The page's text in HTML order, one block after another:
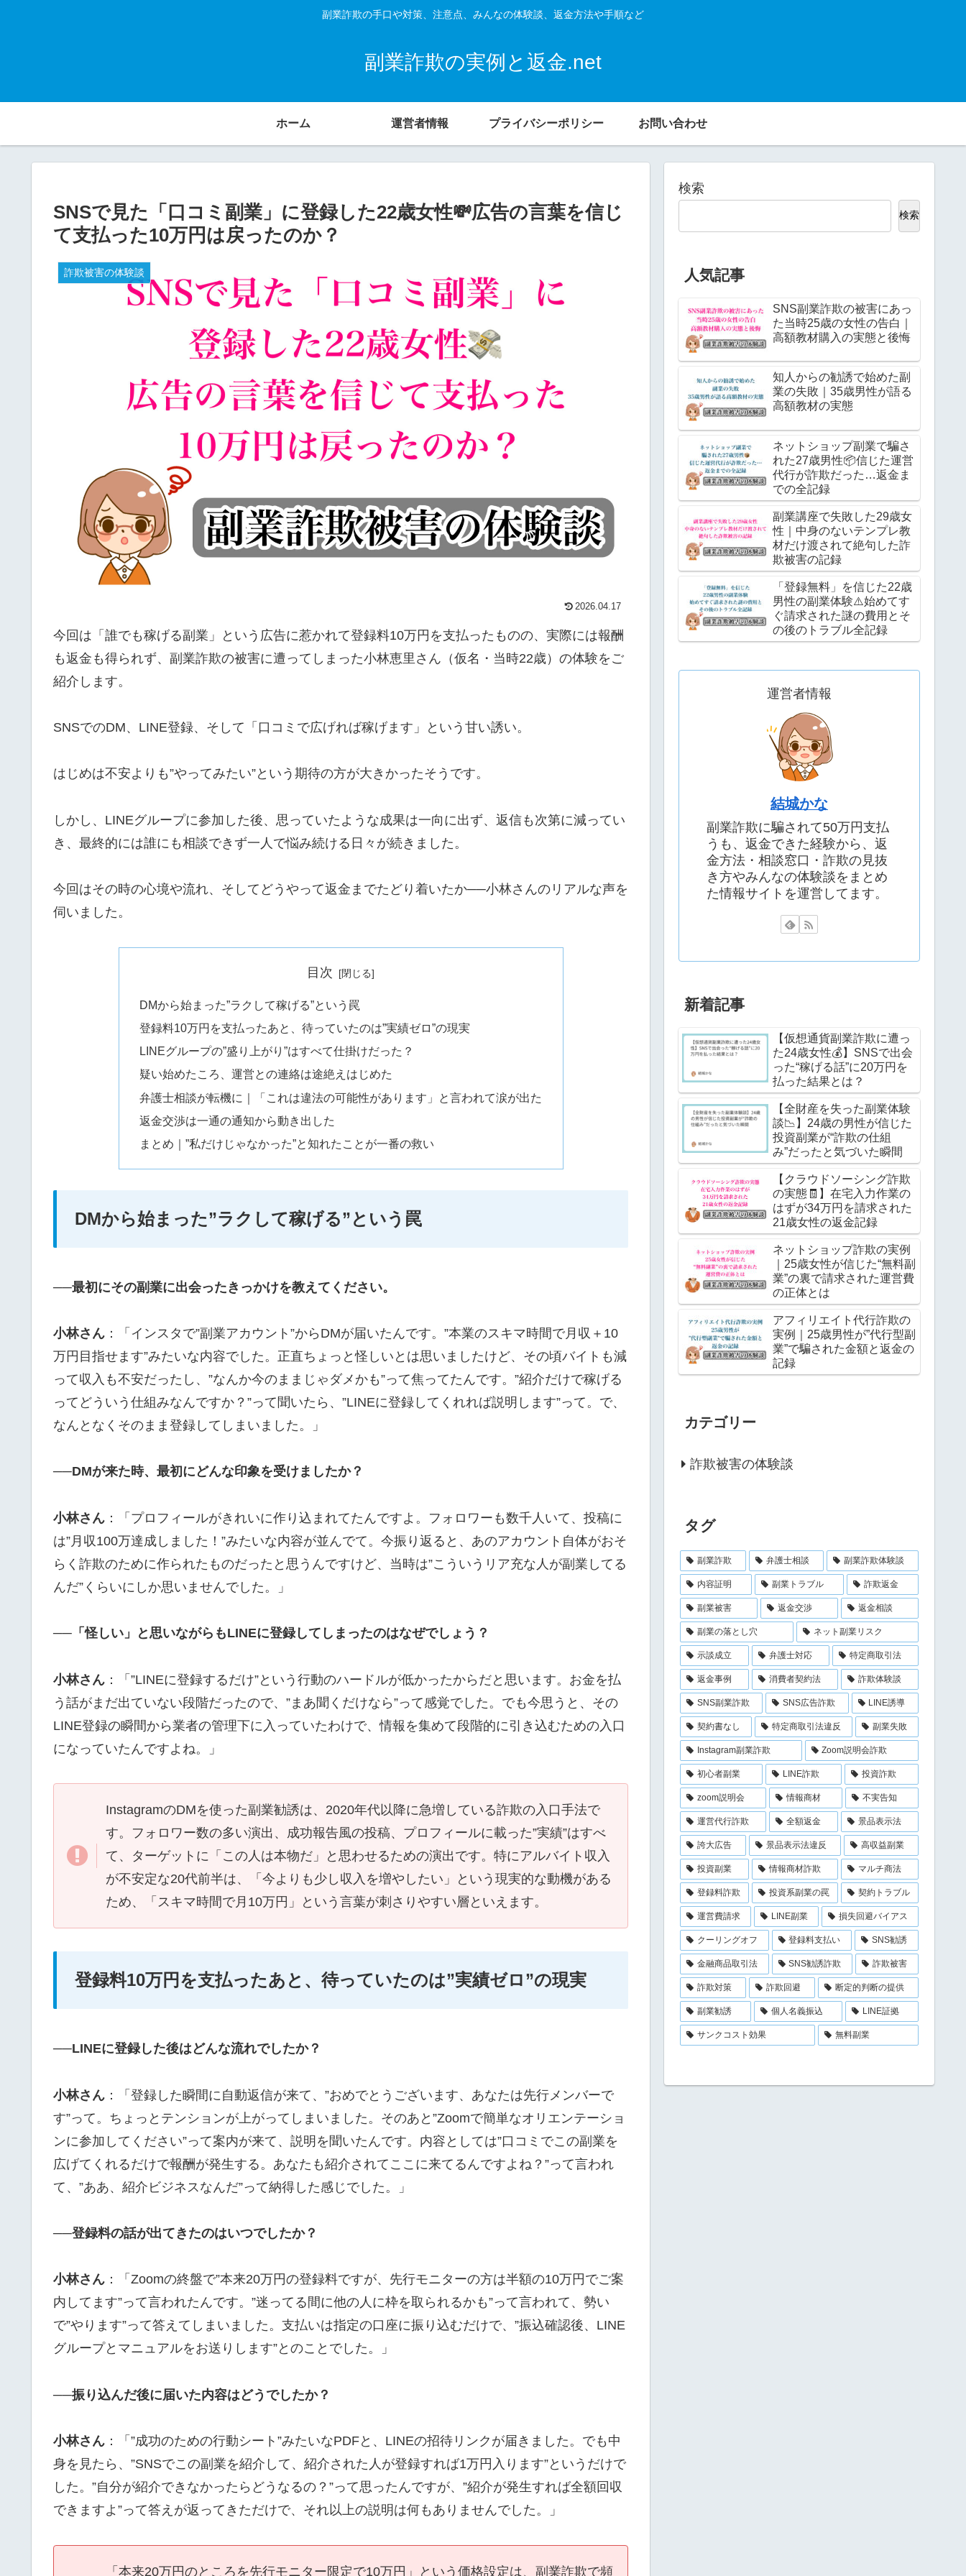
副業詐欺の手口や対策、注意点、みんなの体験談、返金方法や手順など
副業詐欺の実例と返金.net
ホーム 運営者情報 プライバシーポリシー お問い合わせ
SNSで見た「口コミ副業」に登録した22歳女性💸広告の言葉を信じ
て支払った10万円は戻ったのか？
詐欺被害の体験談
2026.04.17
今回は「誰でも稼げる副業」という広告に惹かれて登録料10万円を支払ったものの、実際には報酬
も返金も得られず、副業詐欺の被害に遭ってしまった小林恵里さん（仮名・当時22歳）の体験をご
紹介します。
SNSでのDM、LINE登録、そして「口コミで広げれば稼げます」という甘い誘い。
はじめは不安よりも”やってみたい”という期待の方が大きかったそうです。
しかし、LINEグループに参加した後、思っていたような成果は一向に出ず、返信も次第に減ってい
き、最終的には誰にも相談できず一人で悩み続ける日々が続きました。
今回はその時の心境や流れ、そしてどうやって返金までたどり着いたか──小林さんのリアルな声を
伺いました。
目次
DMから始まった”ラクして稼げる”という罠
登録料10万円を支払ったあと、待っていたのは”実績ゼロ”の現実
LINEグループの”盛り上がり”はすべて仕掛けだった？
疑い始めたころ、運営との連絡は途絶えはじめた
弁護士相談が転機に｜「これは違法の可能性があります」と言われて涙が出た
返金交渉は一通の通知から動き出した
まとめ｜”私だけじゃなかった”と知れたことが一番の救い
DMから始まった”ラクして稼げる”という罠
──最初にその副業に出会ったきっかけを教えてください。
小林さん ：「インスタで”副業アカウント”からDMが届いたんです。”本業のスキマ時間で月収＋10
万円目指せます”みたいな内容でした。正直ちょっと怪しいとは思いましたけど、その頃バイトも減
って収入も不安だったし、”なんか今のままじゃダメかも”って焦ってたんです。”紹介だけで稼げる
ってどういう仕組みなんですか？”って聞いたら、”LINEに登録してくれれば説明します”って。で、
なんとなくそのまま登録してしまいました。」
──DMが来た時、最初にどんな印象を受けましたか？
小林さん ：「プロフィールがきれいに作り込まれてたんですよ。フォロワーも数千人いて、投稿に
は”月収100万達成しました！”みたいな内容が並んでて。今振り返ると、あのアカウント自体がおそ
らく詐欺のために作られたものだったと思うんですけど、当時は”こういうリア充な人が副業してる
んだ”くらいにしか思いませんでした。」
──「怪しい」と思いながらもLINEに登録してしまったのはなぜでしょう？
小林さん ：「”LINEに登録するだけ”という行動のハードルが低かったからだと思います。お金を払
う話がまだ出ていない段階だったので、”まあ聞くだけなら”って感覚でした。でも今思うと、その
LINE登録の瞬間から業者の管理下に入っていたわけで、情報を集めて段階的に引き込むための入口
になっていたんですよね。」
InstagramのDMを使った副業勧誘は、2020年代以降に急増している詐欺の入口手法で
す。フォロワー数の多い演出、成功報告風の投稿、プロフィールに載った”実績”はすべ
て、ターゲットに「この人は本物だ」と思わせるための演出です。特にアルバイト収入
が不安定な20代前半は、「今よりも少し収入を増やしたい」という現実的な動機がある
ため、「スキマ時間で月10万円」という言葉が刺さりやすい層といえます。
登録料10万円を支払ったあと、待っていたのは”実績ゼロ”の現実
──LINEに登録した後はどんな流れでしたか？
小林さん ：「登録した瞬間に自動返信が来て、”おめでとうございます、あなたは先行メンバーで
す”って。ちょっとテンションが上がってしまいました。そのあと”Zoomで簡単なオリエンテーショ
ンに参加してください”って案内が来て、説明を聞いたんです。内容としては”口コミでこの副業を
広げてくれるだけで報酬が発生する。あなたも紹介されてここに来てるんですよね？”って言われ
て、”ああ、紹介ビジネスなんだ”って納得した感じでした。」
──登録料の話が出てきたのはいつでしたか？
小林さん ：「Zoomの終盤で”本来20万円の登録料ですが、先行モニターの方は半額の10万円でご案
内してます”って言われたんです。”迷ってる間に他の人に枠を取られるかも”って言われて、勢い
で”やります”って答えてしまいました。支払いは指定の口座に振り込むだけで、”振込確認後、LINE
グループとマニュアルをお送りします”とのことでした。」
──振り込んだ後に届いた内容はどうでしたか？
小林さん ：「”成功のための行動シート”みたいなPDFと、LINEの招待リンクが届きました。でも中
身を見たら、”SNSでこの副業を紹介して、紹介された人が登録すれば1万円入ります”というだけで
した。”自分が紹介できなかったらどうなるの？”って思ったんですが、”紹介が発生すれば全額回収
できますよ”って答えが返ってきただけで、それ以上の説明は何もありませんでした。」
「本来20万円のところを先行モニター限定で10万円」という価格設定は、副業詐欺で頻
検索
検索
人気記事
SNS副業詐欺の被害にあっ
た当時25歳の女性の告白｜
高額教材購入の実態と後悔
知人からの勧誘で始めた副
業の失敗｜35歳男性が語る
高額教材の実態
ネットショップ副業で騙さ
れた27歳男性📦信じた運営
代行が詐欺だった…返金ま
での全記録
副業講座で失敗した29歳女
性｜中身のないテンプレ教
材だけ渡されて絶句した詐
欺被害の記録
「登録無料」を信じた22歳
男性の副業体験⚠️始めてす
ぐ請求された謎の費用とそ
の後のトラブル全記録
運営者情報
結城かな
副業詐欺に騙されて50万円支払
うも、返金できた経験から、返
金方法・相談窓口・詐欺の見抜
き方やみんなの体験談をまとめ
た情報サイトを運営してます。
新着記事
【仮想通貨副業詐欺に遭っ
た24歳女性💰】SNSで出会
った“稼げる話”に20万円を
払った結果とは？
【全財産を失った副業体験
談📉】24歳の男性が信じた
投資副業が“詐欺の仕組
み”だったと気づいた瞬間
【クラウドソーシング詐欺
の実態🧾】在宅入力作業の
はずが34万円を請求された
21歳女性の返金記録
ネットショップ詐欺の実例
｜25歳女性が信じた“無料副
業”の裏で請求された運営費
の正体とは
アフィリエイト代行詐欺の
実例｜25歳男性が”代行型副
業”で騙された金額と返金の
記録
カテゴリー
詐欺被害の体験談
タグ
副業詐欺 弁護士相談 副業詐欺体験談
内容証明 副業トラブル 詐欺返金
副業被害 返金交渉 返金相談
副業の落とし穴 ネット副業リスク
示談成立 弁護士対応 特定商取引法
返金事例 消費者契約法 詐欺体験談
SNS副業詐欺 SNS広告詐欺 LINE誘導
契約書なし 特定商取引法違反 副業失敗
Instagram副業詐欺 Zoom説明会詐欺
初心者副業 LINE詐欺 投資詐欺
zoom説明会 情報商材 不実告知
運営代行詐欺 全額返金 景品表示法
誇大広告 景品表示法違反 高収益副業
投資副業 情報商材詐欺 マルチ商法
登録料詐欺 投資系副業の罠 契約トラブル
運営費請求 LINE副業 損失回避バイアス
クーリングオフ 登録料支払い SNS勧誘
金融商品取引法 SNS勧誘詐欺 詐欺被害
詐欺対策 詐欺回避 断定的判断の提供
副業勧誘 個人名義振込 LINE証拠
サンクコスト効果 無料副業